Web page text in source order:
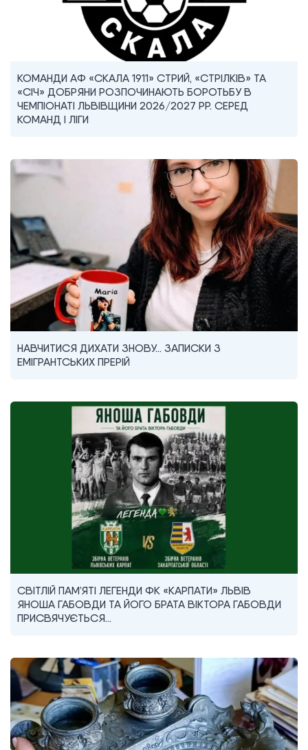
КОМАНДИ АФ «СКАЛА 1911» СТРИЙ, «СТРІЛКІВ» ТА
«СІЧ» ДОБРЯНИ РОЗПОЧИНАЮТЬ БОРОТЬБУ В
ЧЕМПІОНАТІ ЛЬВІВЩИНИ 2026/2027 РР. СЕРЕД
КОМАНД I ЛІГИ
НАВЧИТИСЯ ДИХАТИ ЗНОВУ… ЗАПИСКИ З
ЕМІГРАНТСЬКИХ ПРЕРІЙ
СВІТЛІЙ ПАМ’ЯТІ ЛЕГЕНДИ ФК «КАРПАТИ» ЛЬВІВ
ЯНОША ГАБОВДИ ТА ЙОГО БРАТА ВІКТОРА ГАБОВДИ
ПРИСВЯЧУЄТЬСЯ…